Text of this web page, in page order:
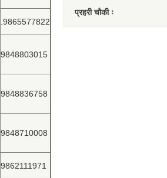
.9865577822
9848803015
9848836758
9848710008
9862111971
प्रहरी चौकी ः